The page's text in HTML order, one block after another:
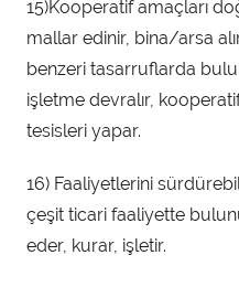
15)Kooperatif amaçları
mallar edinir, bina/arsa
benzeri tasarruflarda
işletme devralır,
tesisleri yapar.
16) Faaliyetlerini
çeşit ticari faaliyette
eder, kurar, işletir.